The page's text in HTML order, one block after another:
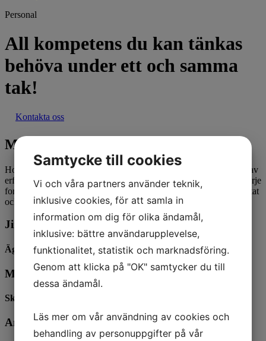
Personal
All kompetens du kan tänkas
behöva under ett och samma
tak!
Kontakta oss
Möt teamet bakom Gävle Bilrikt
Hos människorna
av
erfarna ochengagerademedarbetaresomtillsammans
varje
fordon
som lämnar verkstaden håller högsta kvalitet –
resultat
och
bemötande.
Jimmy Ilou
Ägare, VD/Bilplåtslagare
Maximilian Bernats
Skador, planerare /
Anders Manneck
Samtycke till cookies
Vi och våra partners använder teknik,
inklusive cookies, för att samla in
information om dig för olika ändamål,
inklusive: bättre användarupplevelse,
funktionalitet, statistik och marknadsföring.
Genom att klicka på "OK" samtycker du till
dessa ändamål.
Läs mer om vår användning av cookies och
behandling av personuppgifter på vår